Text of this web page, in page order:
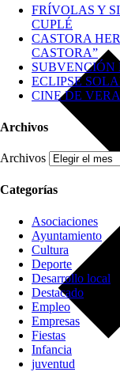
FRÍVOLAS Y
CUPLÉ
CASTORA
CASTORA”
SUBVENCIÓN
ECLIPSE
CINE DE
Archivos
Archivos
Categorías
Asociaciones
Ayuntamiento
Cultura
Deporte
Desarrollo local
Destacado
Empleo
Empresas
Fiestas
Infancia
juventud